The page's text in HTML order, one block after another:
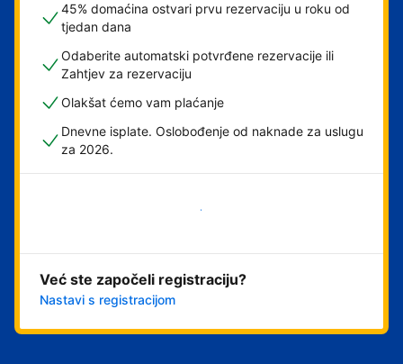
45% domaćina ostvari prvu rezervaciju u roku od
tjedan dana
Odaberite automatski potvrđene rezervacije ili
Zahtjev za rezervaciju
Olakšat ćemo vam plaćanje
Dnevne isplate. Oslobođenje od naknade za uslugu
za 2026.
Započni odmah
Već ste započeli registraciju?
Nastavi s registracijom